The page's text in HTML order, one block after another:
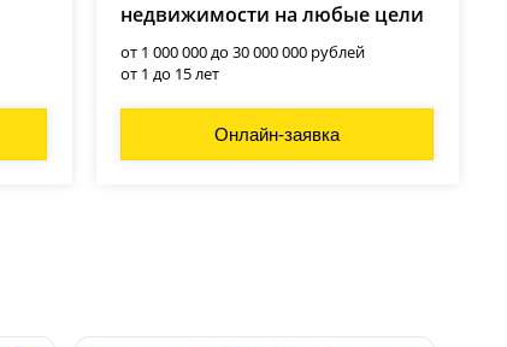
недвижимости на любые цели
от 1 000 000 до 30 000 000 рублей
от 1 до 15 лет
Онлайн-заявка